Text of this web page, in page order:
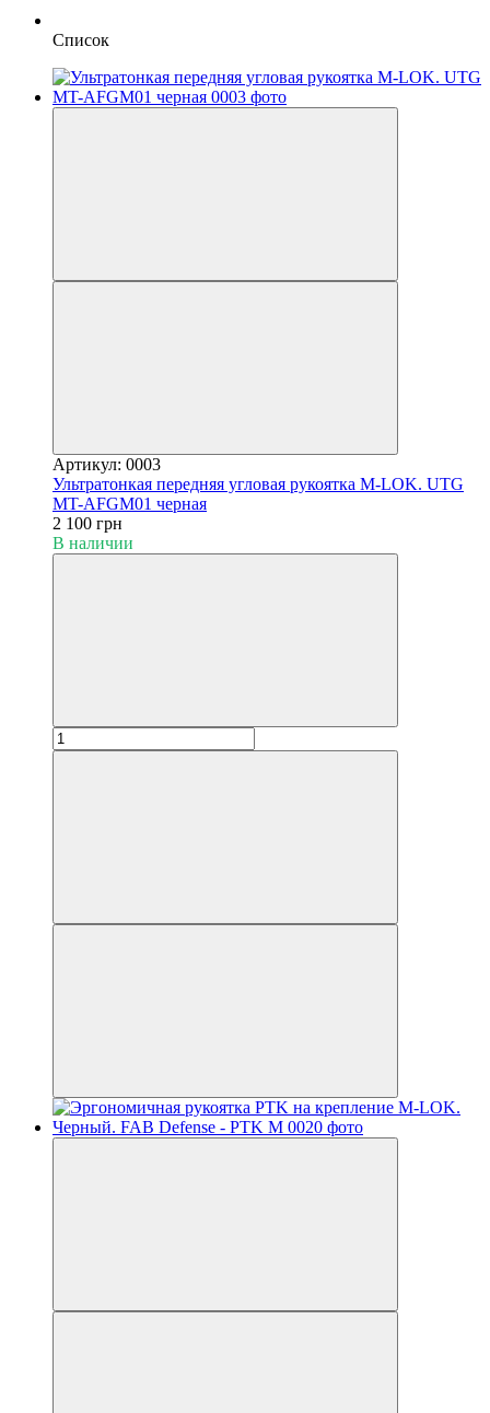
Список
Артикул: 0003
Ультратонкая передняя угловая рукоятка M-LOK. UTG
MT-AFGM01 черная
2 100 грн
В наличии